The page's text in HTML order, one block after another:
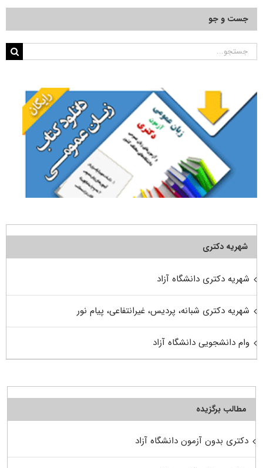
جست و جو
جستجو
شهریه دکتری
شهریه دکتری دانشگاه آزاد
شهریه دکتری شبانه، پردیس، غیرانتفاعی، پیام نور
وام دانشجویی دانشگاه آزاد
مطالب برگزیده
دکتری بدون آزمون دانشگاه آزاد